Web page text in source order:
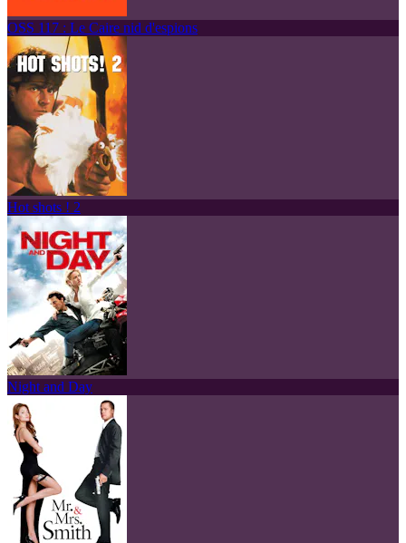
OSS 117 : Le Caire nid d'espions
Hot shots ! 2
Night and Day